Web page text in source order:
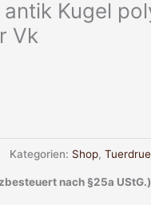
Kugel
Vk
Kategorien: Shop,
nach §25a UStG.)